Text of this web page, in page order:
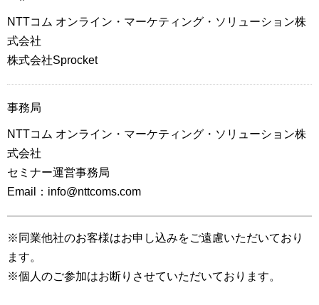
NTTコム オンライン・マーケティング・ソリューション株
式会社
株式会社Sprocket
事務局
NTTコム オンライン・マーケティング・ソリューション株
式会社
セミナー運営事務局
Email：info@nttcoms.com
※同業他社のお客様はお申し込みをご遠慮いただいており
ます。
※個人のご参加はお断りさせていただいております。